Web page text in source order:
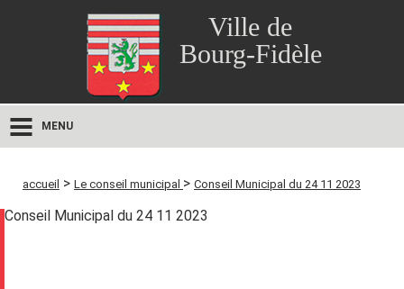
Ville de
Bourg-Fidèle
MENU
accueil > Le conseil municipal > Conseil Municipal du 24 11 2023
Conseil Municipal du 24 11 2023